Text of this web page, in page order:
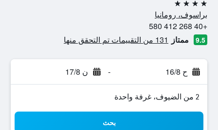
4 نجوم
براسوف، رومانيا
+40 268 412 580
9.5 ممتاز 131 من التقييمات تم التحقق منها
ح 16/8 - ن 17/8
2 من الضيوف، غرفة واحدة
بحث